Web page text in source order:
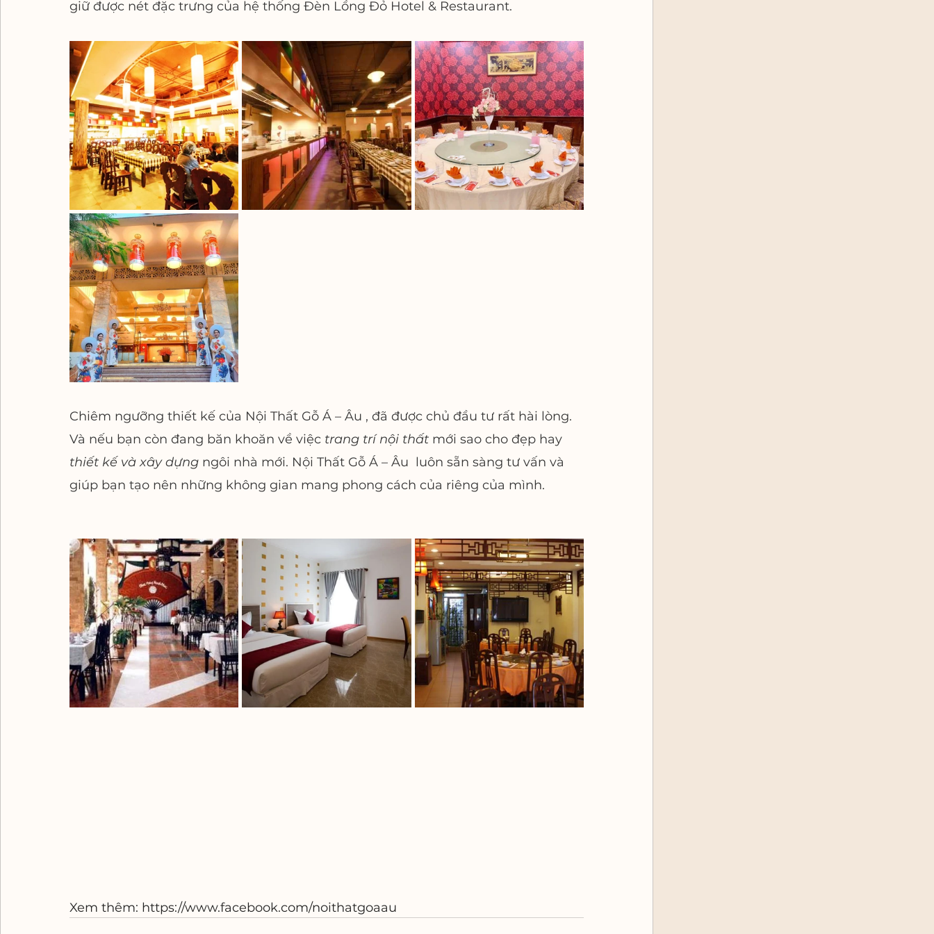
giữ được nét đặc trưng của hệ thống Đèn Lồng Đỏ Hotel & Restaurant.
Chiêm ngưỡng thiết kế của Nội Thất Gỗ Á – Âu , đã được chủ đầu tư rất hài lòng.
Và nếu bạn còn đang băn khoăn về việc trang trí nội thất mới sao cho đẹp hay
thiết kế và xây dựng ngôi nhà mới. Nội Thất Gỗ Á – Âu  luôn sẵn sàng tư vấn và
giúp bạn tạo nên những không gian mang phong cách của riêng của mình.
Xem thêm: https://www.facebook.com/noithatgoaau